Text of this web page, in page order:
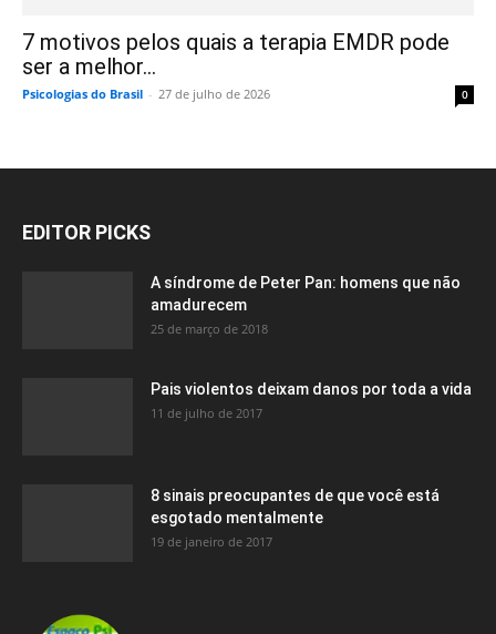
7 motivos pelos quais a terapia EMDR pode
ser a melhor...
Psicologias do Brasil - 27 de julho de 2026 0
EDITOR PICKS
A síndrome de Peter Pan: homens que não
amadurecem
25 de março de 2018
Pais violentos deixam danos por toda a vida
11 de julho de 2017
8 sinais preocupantes de que você está
esgotado mentalmente
19 de janeiro de 2017